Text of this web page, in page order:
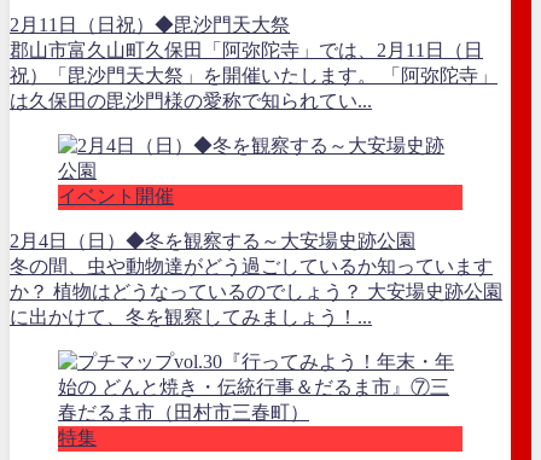
2月11日（日祝）◆毘沙門天大祭
郡山市富久山町久保田「阿弥陀寺」では、2月11日（日
祝）「毘沙門天大祭」を開催いたします。 「阿弥陀寺」
は久保田の毘沙門様の愛称で知られてい...
イベント開催
2月4日（日）◆冬を観察する～大安場史跡公園
冬の間、虫や動物達がどう過ごしているか知っています
か？ 植物はどうなっているのでしょう？ 大安場史跡公園
に出かけて、冬を観察してみましょう！...
特集